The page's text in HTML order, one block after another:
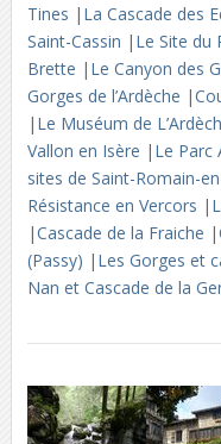
Tines | La Cascade des
Saint-Cassin | Le Site du
Brette | Le Canyon des
Gorges de l’Ardèche |
| Le Muséum de
Vallon en Isère | Le Parc
sites de Saint-Romain-
Résistance en Vercors |
|Cascade de la Fraiche |
(Passy) | Les Gorges et
Nan et Cascade de la